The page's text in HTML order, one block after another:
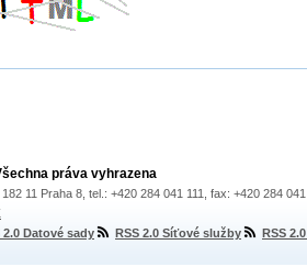
práva vyhrazena
11 Praha 8, tel.: +420 284 041 111, fax: +420 284
2.0 Datové sady RSS 2.0 Síťové služby RSS